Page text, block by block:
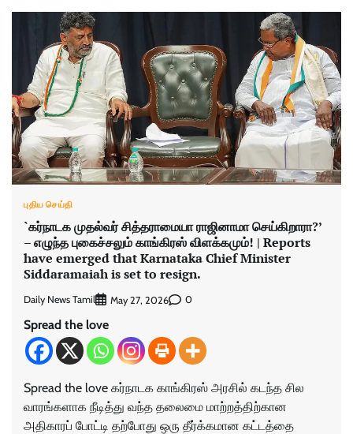
புதிய செய்தி
`கர்நாடக முதல்வர் சித்தராமையா ராஜினாமா செய்கிறாரா?’
– எழுந்த புகைச்சலும் காங்கிரஸ் விளக்கமும்! | Reports
have emerged that Karnataka Chief Minister
Siddaramaiah is set to resign.
Daily News Tamil May 27, 2026 0
Spread the love
Spread the love கர்நாடக காங்கிரஸ் அரசில் கடந்த சில
வாரங்களாக நீடித்து வந்த தலைமை மாற்றத்திற்கான
அதிகாரப் போட்டி தற்போது ஒரு தீர்க்கமான கட்டத்தை